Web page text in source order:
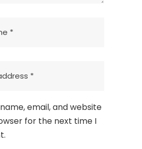
email, and website
for the next time I